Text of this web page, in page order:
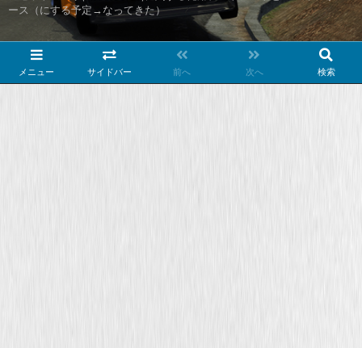
ース（にする予定→なってきた）
メニュー サイドバー 前へ 次へ 検索